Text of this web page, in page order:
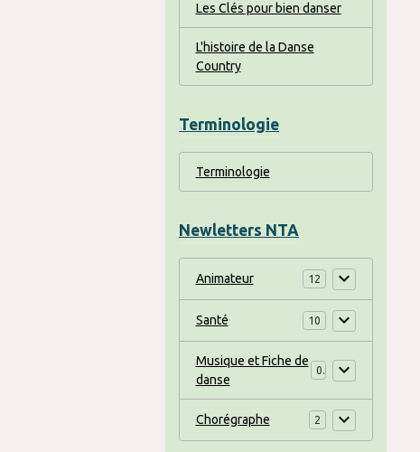
Les Clés pour bien danser
L'histoire de la Danse
Country
Terminologie
Terminologie
Newletters NTA
Animateur 12
Santé 10
Musique et Fiche de
danse
Chorégraphe 2